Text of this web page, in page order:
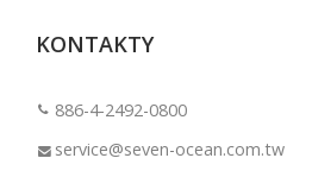
KONTAKTY
886-4-2492-0800
service@seven-ocean.com.tw